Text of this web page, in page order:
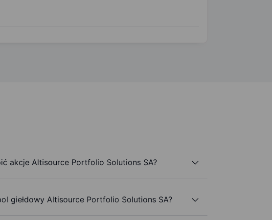
akcje Altisource Portfolio Solutions SA?
giełdowy Altisource Portfolio Solutions SA?